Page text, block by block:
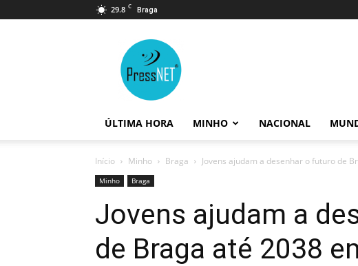
29.8 C Braga
ÚLTIMA HORA MINHO NACIONAL
Início Minho Braga Jovens ajudam a desenhar o futuro de
Minho Braga
Jovens ajudam a
de Braga até 2038